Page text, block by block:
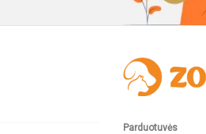
product
Parduotuvės